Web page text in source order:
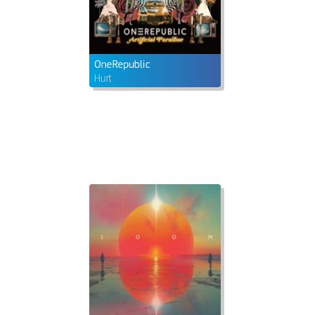
OneRepublic
Hurt